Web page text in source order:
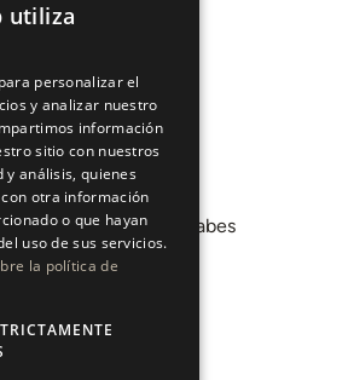
Sobre nosotros
Áreas
Promociones
de Mercados Árabes
Blog
utiliza
personalizar el
y analizar nuestro
información
sitio con nuestros
y análisis, quienes
otra información
o que hayan
uso de sus servicios.
la política de